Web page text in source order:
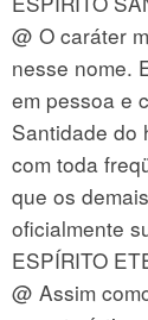
@ O caráter
nesse nome.
em pessoa e
Santidade do
com toda
que os
oficialmente
ESPÍRITO
@ Assim